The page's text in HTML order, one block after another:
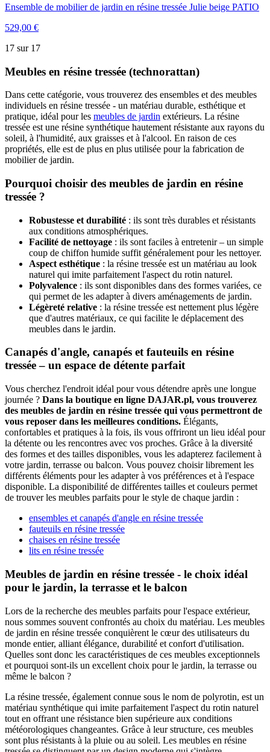
Ensemble de mobilier de jardin en résine tressée Julie beige PATIO
529,00 €
17 sur 17
Meubles en résine tressée (technorattan)
Dans cette catégorie, vous trouverez des ensembles et des meubles
individuels en résine tressée - un matériau durable, esthétique et
pratique, idéal pour les meubles de jardin extérieurs. La résine
tressée est une résine synthétique hautement résistante aux rayons du
soleil, à l'humidité, aux graisses et à l'alcool. En raison de ces
propriétés, elle est de plus en plus utilisée pour la fabrication de
mobilier de jardin.
Pourquoi choisir des meubles de jardin en résine
tressée ?
Robustesse et durabilité : ils sont très durables et résistants
aux conditions atmosphériques.
Facilité de nettoyage : ils sont faciles à entretenir – un simple
coup de chiffon humide suffit généralement pour les nettoyer.
Aspect esthétique : la résine tressée est un matériau au look
naturel qui imite parfaitement l'aspect du rotin naturel.
Polyvalence : ils sont disponibles dans des formes variées, ce
qui permet de les adapter à divers aménagements de jardin.
Légèreté relative : la résine tressée est nettement plus légère
que d'autres matériaux, ce qui facilite le déplacement des
meubles dans le jardin.
Canapés d'angle, canapés et fauteuils en résine
tressée – un espace de détente parfait
Vous cherchez l'endroit idéal pour vous détendre après une longue
journée ? Dans la boutique en ligne DAJAR.pl, vous trouverez
des meubles de jardin en résine tressée qui vous permettront de
vous reposer dans les meilleures conditions. Élégants,
confortables et pratiques à la fois, ils vous offriront un lieu idéal pour
la détente ou les rencontres avec vos proches. Grâce à la diversité
des formes et des tailles disponibles, vous les adapterez facilement à
votre jardin, terrasse ou balcon. Vous pouvez choisir librement les
différents éléments pour les adapter à vos préférences et à l'espace
disponible. La disponibilité de différentes tailles et couleurs permet
de trouver les meubles parfaits pour le style de chaque jardin :
ensembles et canapés d'angle en résine tressée
fauteuils en résine tressée
chaises en résine tressée
lits en résine tressée
Meubles de jardin en résine tressée - le choix idéal
pour le jardin, la terrasse et le balcon
Lors de la recherche des meubles parfaits pour l'espace extérieur,
nous sommes souvent confrontés au choix du matériau. Les meubles
de jardin en résine tressée conquièrent le cœur des utilisateurs du
monde entier, alliant élégance, durabilité et confort d'utilisation.
Quelles sont donc les caractéristiques de ces meubles exceptionnels
et pourquoi sont-ils un excellent choix pour le jardin, la terrasse ou
même le balcon ?
La résine tressée, également connue sous le nom de polyrotin, est un
matériau synthétique qui imite parfaitement l'aspect du rotin naturel
tout en offrant une résistance bien supérieure aux conditions
météorologiques changeantes. Grâce à leur structure, ces meubles
sont plus résistants à la pluie ou au soleil. Les meubles en résine